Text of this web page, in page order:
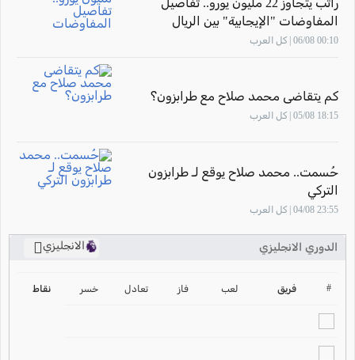
المفاوضات "الإيجابية" بين الريال
وفينيسيوس
00:10 06/08 | كل العرب
كم يتقاضى محمد صلاح مع طرابزون؟
18:15 05/08 | كل العرب
حُسمت.. محمد صلاح يوقع لـ طرابزون
التركي
23:55 04/08 | كل العرب
الدوري الانجليزي
الانجليزي
2024-2025 # فريق لعب فاز تعادل خسر نقاط